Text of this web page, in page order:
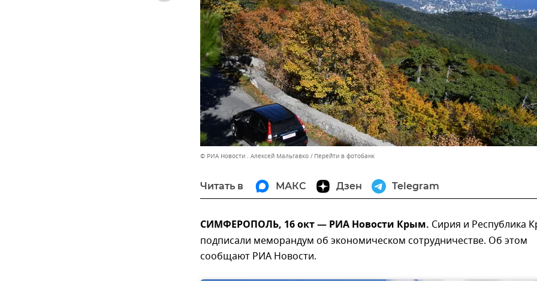
© РИА Новости . Алексей Мальгавко Перейти в фотобанк
Читать в МАКС Дзен Telegram
СИМФЕРОПОЛЬ, 16 окт — РИА Новости Крым. Сирия и Республика
подписали меморандум об экономическом сотрудничестве. Об этом
сообщают РИА Новости.